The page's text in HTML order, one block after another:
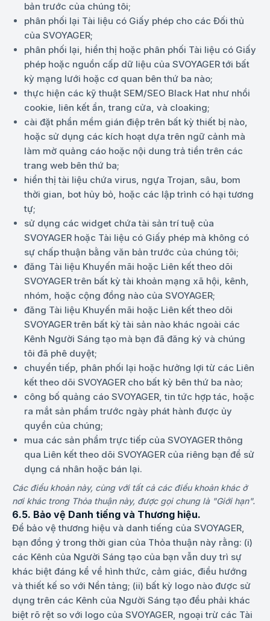
bản trước của chúng tôi;
phân phối lại Tài liệu có Giấy phép cho các Đối thủ
của SVOYAGER;
phân phối lại, hiển thị hoặc phân phối Tài liệu có Giấy
phép hoặc nguồn cấp dữ liệu của SVOYAGER tới bất
kỳ mạng lưới hoặc cơ quan bên thứ ba nào;
thực hiện các kỹ thuật SEM/SEO Black Hat như nhồi
cookie, liên kết ẩn, trang cửa, và cloaking;
cài đặt phần mềm gián điệp trên bất kỳ thiết bị nào,
hoặc sử dụng các kích hoạt dựa trên ngữ cảnh mà
làm mờ quảng cáo hoặc nội dung trả tiền trên các
trang web bên thứ ba;
hiển thị tài liệu chứa virus, ngựa Trojan, sâu, bom
thời gian, bot hủy bỏ, hoặc các lập trình có hại tương
tự;
sử dụng các widget chứa tài sản trí tuệ của
SVOYAGER hoặc Tài liệu có Giấy phép mà không có
sự chấp thuận bằng văn bản trước của chúng tôi;
đăng Tài liệu Khuyến mãi hoặc Liên kết theo dõi
SVOYAGER trên bất kỳ tài khoản mạng xã hội, kênh,
nhóm, hoặc cộng đồng nào của SVOYAGER;
đăng Tài liệu Khuyến mãi hoặc Liên kết theo dõi
SVOYAGER trên bất kỳ tài sản nào khác ngoài các
Kênh Người Sáng tạo mà bạn đã đăng ký và chúng
tôi đã phê duyệt;
chuyển tiếp, phân phối lại hoặc hưởng lợi từ các Liên
kết theo dõi SVOYAGER cho bất kỳ bên thứ ba nào;
công bố quảng cáo SVOYAGER, tin tức hợp tác, hoặc
ra mắt sản phẩm trước ngày phát hành được ủy
quyền của chúng;
mua các sản phẩm trực tiếp của SVOYAGER thông
qua Liên kết theo dõi SVOYAGER của riêng bạn để sử
dụng cá nhân hoặc bán lại.
Các điều khoản này, cùng với tất cả các điều khoản khác ở
nơi khác trong Thỏa thuận này, được gọi chung là "Giới hạn".
6.5. Bảo vệ Danh tiếng và Thương hiệu.
Để bảo vệ thương hiệu và danh tiếng của SVOYAGER,
bạn đồng ý trong thời gian của Thỏa thuận này rằng: (i)
các Kênh của Người Sáng tạo của bạn vẫn duy trì sự
khác biệt đáng kể về hình thức, cảm giác, điều hướng
và thiết kế so với Nền tảng; (ii) bất kỳ logo nào được sử
dụng trên các Kênh của Người Sáng tạo đều phải khác
biệt rõ rệt so với logo của SVOYAGER, ngoại trừ các Tài